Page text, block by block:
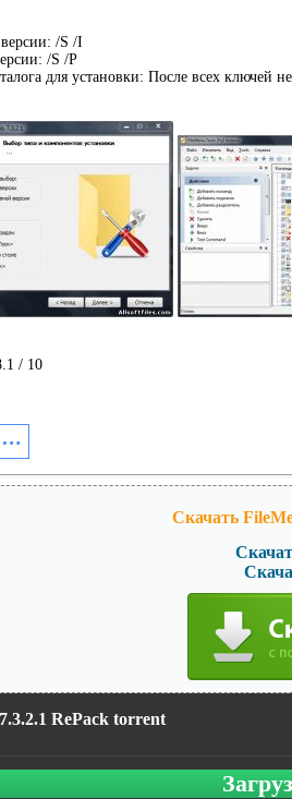
/S /I
/S /P
для установки: После всех ключей
/ 10
Скачать
RePack torrent